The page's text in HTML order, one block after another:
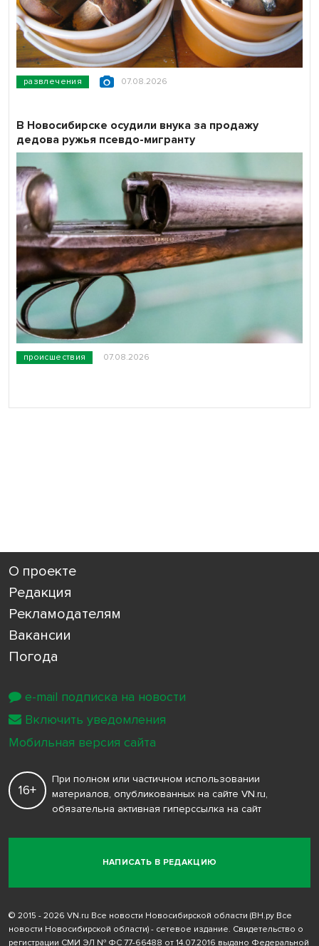
развлечения 07.08.2026
происшествия 07.08.2026
В Новосибирске осудили внука за продажу
дедова ружья псевдо-мигранту
О проекте
Редакция
Рекламодателям
Вакансии
Погода
НАПИСАТЬ В РЕДАКЦИЮ
16+
При полном или частичном использовании
материалов, опубликованных на сайте VN.ru,
обязательна активная гиперссылка на сайт
© 2015 - 2026 VN.ru Все новости Новосибирской области (ВН.ру Все
новости Новосибирской области) - сетевое издание. Свидетельство о
регистрации СМИ ЭЛ № ФС 77-66488 от 14.07.2016 выдано Федеральной
e-mail подписка на новости
Включить уведомления
Мобильная версия сайта